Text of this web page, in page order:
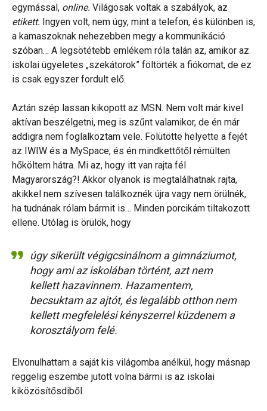
egymással, online. Világosak voltak a szabályok, az
etikett. Ingyen volt, nem úgy, mint a telefon, és különben is,
a kamaszoknak nehezebben megy a kommunikáció
szóban… A legsötétebb emlékem róla talán az, amikor az
iskolai ügyeletes „szekátorok” föltörték a fiókomat, de ez
is csak egyszer fordult elő.
Aztán szép lassan kikopott az MSN. Nem volt már kivel
aktívan beszélgetni, meg is szűnt valamikor, de én már
addigra nem foglalkoztam vele. Fölütötte helyette a fejét
az IWIW és a MySpace, és én mindkettőtől rémülten
hőköltem hátra. Mi az, hogy itt van rajta fél
Magyarország?! Akkor olyanok is megtalálhatnak rajta,
akikkel nem szívesen találkoznék újra vagy nem örülnék,
ha tudnának rólam bármit is… Minden porcikám tiltakozott
ellene. Utólag is örülök, hogy
úgy sikerült végigcsinálnom a gimnáziumot,
hogy ami az iskolában történt, azt nem
kellett hazavinnem. Hazamentem,
becsuktam az ajtót, és legalább otthon nem
kellett megfelelési kényszerrel küzdenem a
korosztályom felé.
Elvonulhattam a saját kis világomba anélkül, hogy másnap
reggelig eszembe jutott volna bármi is az iskolai
kiközösítősdiből.